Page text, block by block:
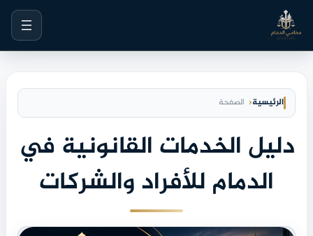
تخطى
إلى
المحتوى
الرئيسية الصفحة
دليل الخدمات القانونية في
الدمام للأفراد والشركات